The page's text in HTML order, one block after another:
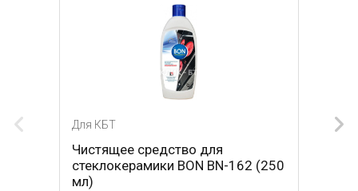
Для КБТ
Чистящее средство для
стеклокерамики BON BN-162 (250
мл)
Для КБТ
Скребок для ухода за
стеклокерамикой BON BN-603